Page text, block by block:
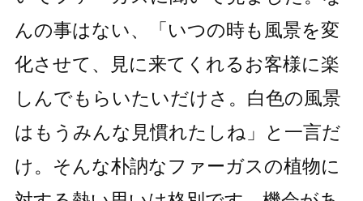
んの事はない、「いつの時も風景を変
化させて、見に来てくれるお客様に楽
しんでもらいたいだけさ。白色の風景
はもうみんな見慣れたしね」と一言だ
け。そんな朴訥なファーガスの植物に